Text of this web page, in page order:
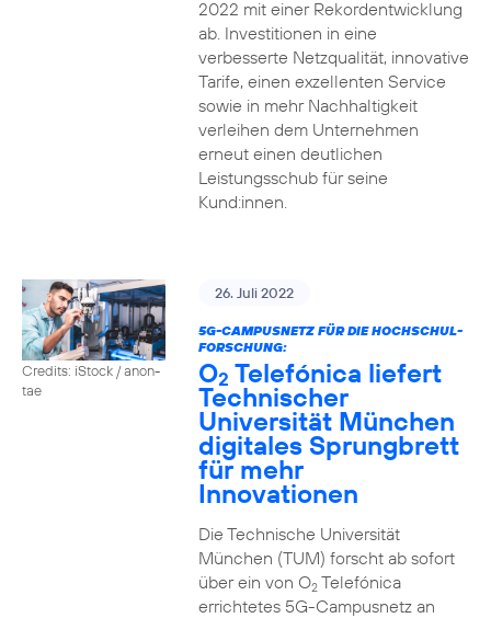
2022 mit einer Rekordentwicklung
ab. Investitionen in eine
verbesserte Netzqualität, innovative
Tarife, einen exzellenten Service
sowie in mehr Nachhaltigkeit
verleihen dem Unternehmen
erneut einen deutlichen
Leistungsschub für seine
Kund:innen.
Credits: iStock / anon-
tae
26. Juli 2022
5G-CAMPUSNETZ FÜR DIE HOCHSCHUL-
FORSCHUNG:
O2 Telefónica liefert
Technischer
Universität München
digitales Sprungbrett
für mehr
Innovationen
Die Technische Universität
München (TUM) forscht ab sofort
über ein von O2Telefónica
errichtetes 5G-Campusnetz an